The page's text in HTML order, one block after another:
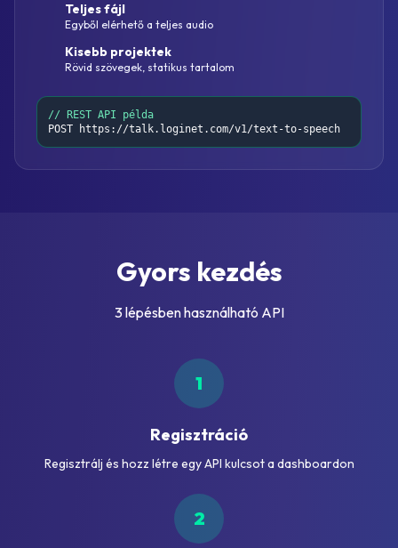
Teljes fájl
Egyből elérhető a teljes audio
Kisebb projektek
Rövid szövegek, statikus tartalom
// REST API példa
POST https://talk.loginet.com/v1/text-to-speech
Gyors kezdés
3 lépésben használható API
1
Regisztráció
Regisztrálj és hozz létre egy API kulcsot a dashboardon
2